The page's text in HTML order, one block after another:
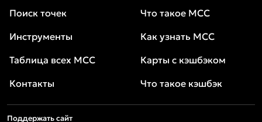
Поиск точек
Инструменты
Таблица всех MCC
Контакты
Что такое MCC
Как узнать MCC
Карты с кэшбэком
Что такое кэшбэк
Поддержать сайт